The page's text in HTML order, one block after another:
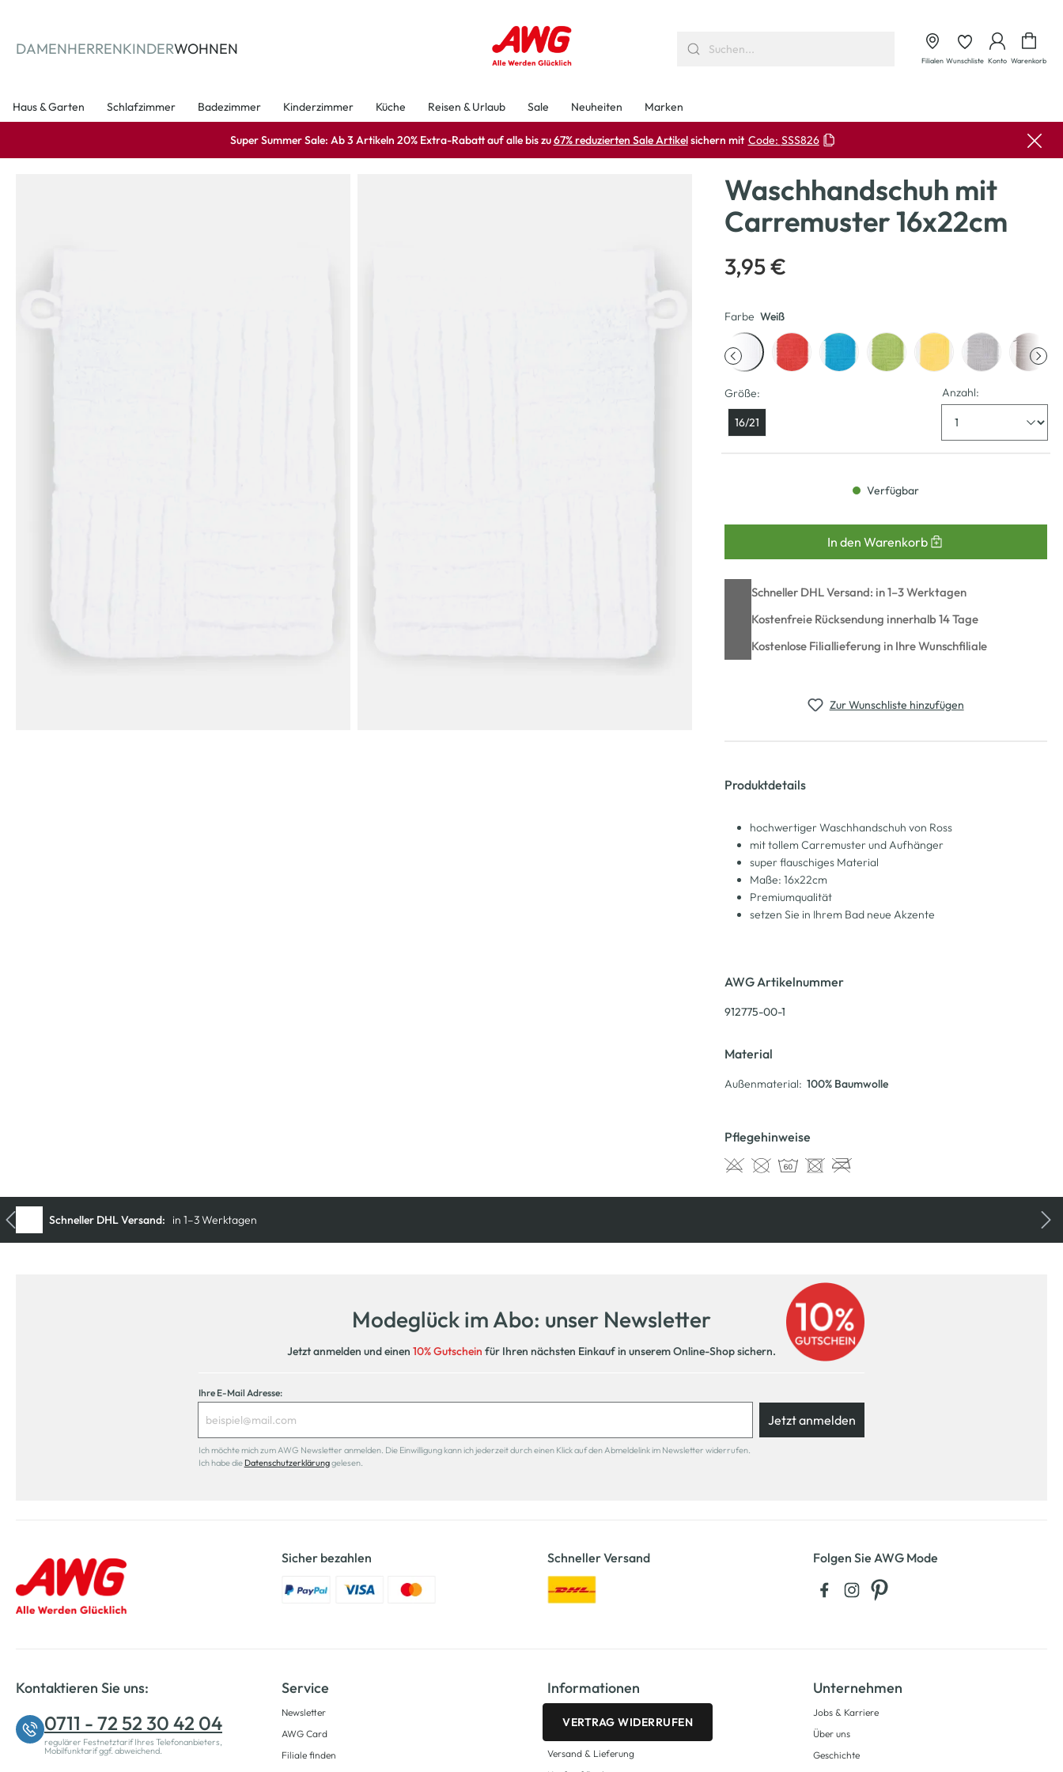
DAMENHERRENKINDERWOHNEN
Filialen Wunschliste Konto Warenkorb
Haus & Garten Schlafzimmer Badezimmer Kinderzimmer Küche Reisen & Urlaub Sale Neuheiten Marken
Super Summer Sale: Ab 3 Artikeln 20% Extra-Rabatt auf alle bis zu67% reduzierten Sale Artikelsichern mit Code: SSS826
Waschhandschuh mit
Carremuster 16x22cm
3,95 €
Farbe Weiß
Größe:
16/21
Anzahl:
Verfügbar
In den Warenkorb
Schneller DHL Versand: in 1–3 Werktagen
Kostenfreie Rücksendung innerhalb 14 Tage
Kostenlose Filiallieferung in Ihre Wunschfiliale
Zur Wunschliste hinzufügen
Produktdetails
hochwertiger Waschhandschuh von Ross
mit tollem Carremuster und Aufhänger
super flauschiges Material
Maße: 16x22cm
Premiumqualität
setzen Sie in Ihrem Bad neue Akzente
AWG Artikelnummer
912775-00-1
Material
Außenmaterial: 100% Baumwolle
Pflegehinweise
Modeglück im Abo: unser Newsletter
Jetzt anmelden und einen 10% Gutschein für Ihren nächsten Einkauf in unserem Online-Shop sichern.
Ihre E-Mail Adresse:
Jetzt anmelden
Ich möchte mich zum AWG Newsletter anmelden. Die Einwilligung kann ich jederzeit durch einen Klick auf den Abmeldelink im Newsletter widerrufen.
Ich habe die Datenschutzerklärunggelesen.
Sicher bezahlen Schneller Versand Folgen Sie AWG Mode
Kontaktieren Sie uns:
0711 - 72 52 30 42 04
regulärer Festnetztarif Ihres Telefonanbieters,
Mobilfunktarif ggf. abweichend.
Service
Newsletter
AWG Card
Filiale finden
Informationen
VERTRAG WIDERRUFEN
Versand & Lieferung
Unternehmen
Jobs & Karriere
Über uns
Geschichte